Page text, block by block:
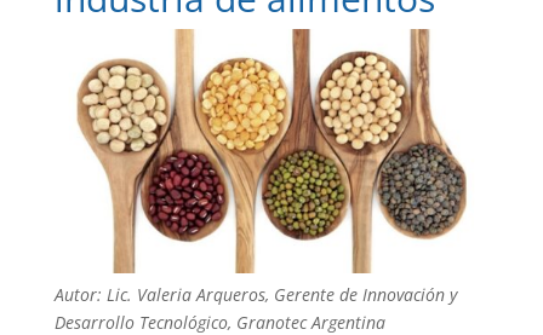
Autor: Lic. Valeria Arqueros, Gerente de Innovación y
Desarrollo Tecnológico, Granotec Argentina